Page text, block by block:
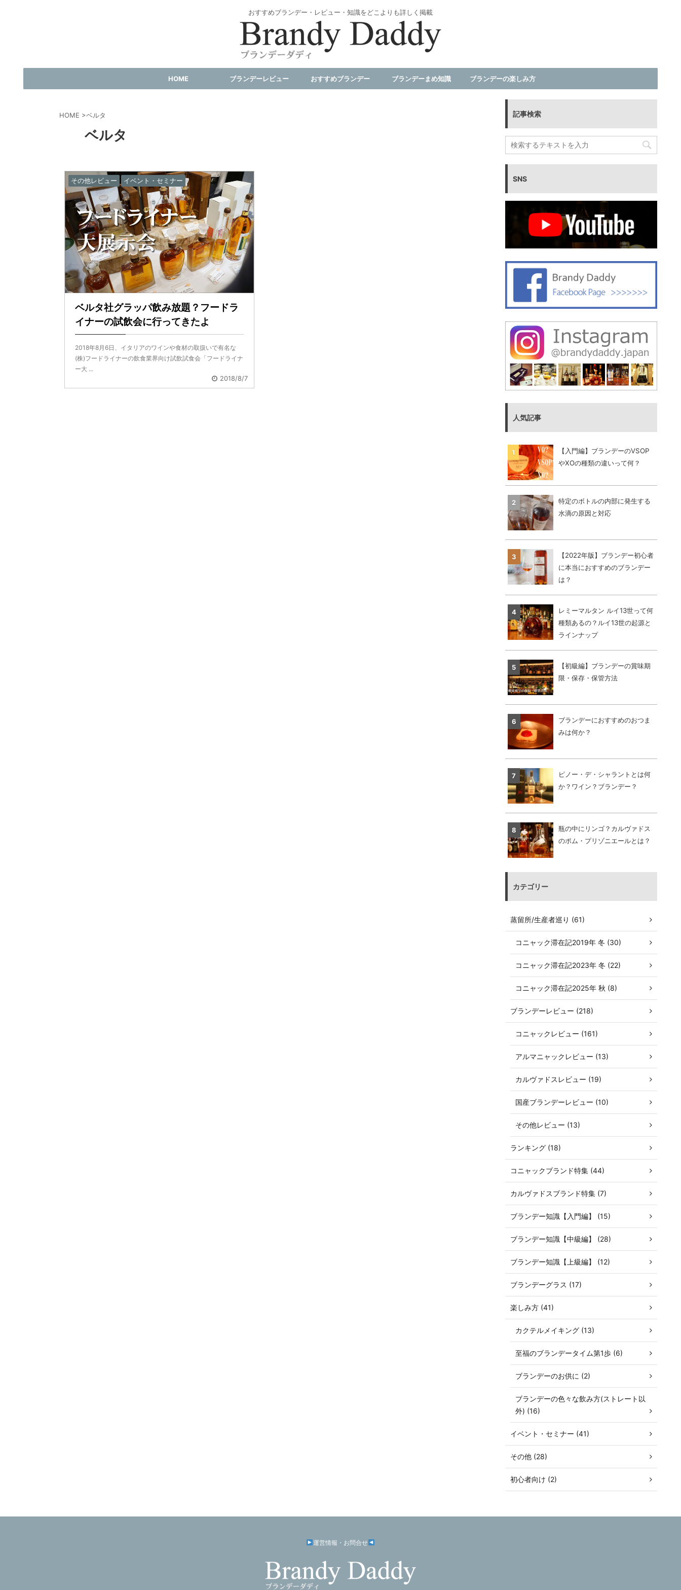
おすすめブランデー・レビュー・知識をどこよりも詳しく掲載
HOME ブランデーレビュー おすすめブランデー ブランデーまめ知識 ブランデーの楽しみ方
HOME >ベルタ
ベルタ
その他レビュー イベント・セミナー
ベルタ社グラッパ飲み放題？フードラ
イナーの試飲会に行ってきたよ
2018年8月6日、イタリアのワインや食材の取扱いで有名な
(株)フードライナーの飲食業界向け試飲試食会「フードライナ
ー大 ...
2018/8/7
記事検索
SNS
人気記事
【入門編】ブランデーのVSOP
やXOの種類の違いって何？
特定のボトルの内部に発生する
水滴の原因と対応
【2022年版】ブランデー初心者
に本当におすすめのブランデー
は？
レミーマルタン ルイ13世って何
種類あるの？ルイ13世の起源と
ラインナップ
【初級編】ブランデーの賞味期
限・保存・保管方法
ブランデーにおすすめのおつま
みは何か？
ピノー・デ・シャラントとは何
か？ワイン？ブランデー？
瓶の中にリンゴ？カルヴァドス
のポム・プリゾニエールとは？
カテゴリー
蒸留所/生産者巡り (61)
コニャック滞在記2019年 冬 (30)
コニャック滞在記2023年 冬 (22)
コニャック滞在記2025年 秋 (8)
ブランデーレビュー (218)
コニャックレビュー (161)
アルマニャックレビュー (13)
カルヴァドスレビュー (19)
国産ブランデーレビュー (10)
その他レビュー (13)
ランキング (18)
コニャックブランド特集 (44)
カルヴァドスブランド特集 (7)
ブランデー知識【入門編】 (15)
ブランデー知識【中級編】 (28)
ブランデー知識【上級編】 (12)
ブランデーグラス (17)
楽しみ方 (41)
カクテルメイキング (13)
至福のブランデータイム第1歩 (6)
ブランデーのお供に (2)
ブランデーの色々な飲み方(ストレート以
外) (16)
イベント・セミナー (41)
その他 (28)
初心者向け (2)
運営情報・お問合せ